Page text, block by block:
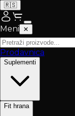
🇷🇸
Meni ✕
Prodavnica
Suplementi
Fit hrana